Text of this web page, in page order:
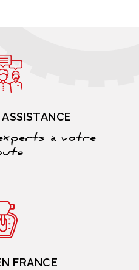
à votre
FRANCE